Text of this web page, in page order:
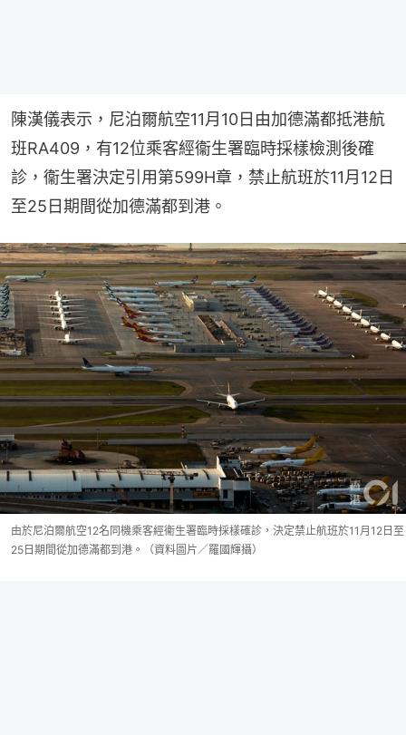
陳漢儀表示，尼泊爾航空11月10日由加德滿都抵港航
班RA409，有12位乘客經衞生署臨時採樣檢測後確
診，衞生署決定引用第599H章，禁止航班於11月12日
至25日期間從加德滿都到港。
由於尼泊爾航空12名同機乘客經衞生署臨時採樣確診，決定禁止航班於11月12日至
25日期間從加德滿都到港。（資料圖片／羅國輝攝）